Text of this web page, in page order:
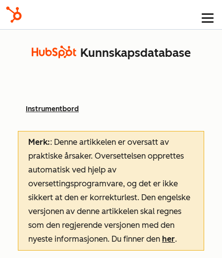
Kunnskapsdatabase
Instrumentbord
Merk:: Denne artikkelen er oversatt av
praktiske årsaker. Oversettelsen opprettes
automatisk ved hjelp av
oversettingsprogramvare, og det er ikke
sikkert at den er korrekturlest. Den engelske
versjonen av denne artikkelen skal regnes
som den regjerende versjonen med den
nyeste informasjonen. Du finner den her.